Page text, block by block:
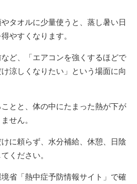
タオルに少量使うと、蒸し暑い日
やすくなります。
ど、「エアコンを強くするほどで
涼しくなりたい」という場面に向
とと、体の中にたまった熱が下が
せん。
に頼らず、水分補給、休憩、日陰
ください。
省「熱中症予防情報サイト」で確